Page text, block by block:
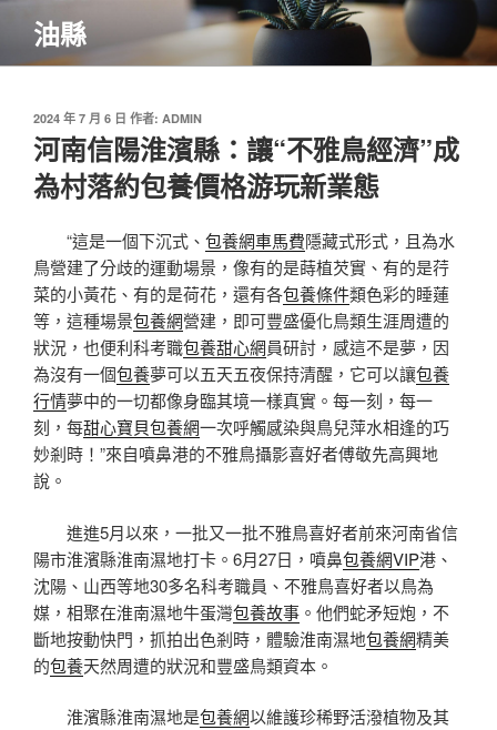
主
油縣
發
佈
於
2024 年 7 月 6 日 作者: ADMIN
河南信陽淮濱縣：讓“不雅鳥經濟”成
為村落約包養價格游玩新業態
“這是一個下沉式、 包養網車馬費隱藏式形式，且為水
鳥營建了分歧的運動場景，像有的是蒔植芡實、有的是荇
菜的小黃花、有的是荷花，還有各包養條件類色彩的睡蓮
等，這種場景包養網營建，即可豐盛優化鳥類生涯周遭的
狀況，也便利科考職包養甜心網員研討，感這不是夢，因
為沒有一個包養夢可以五天五夜保持清醒，它可以讓包養
行情夢中的一切都像身臨其境一樣真實。每一刻，每一
刻，每甜心寶貝包養網一次呼觸感染與鳥兒萍水相逢的巧
妙剎時！”來自噴鼻港的不雅鳥攝影喜好者傅敬先高興地
說。
進進5月以來，一批又一批不雅鳥喜好者前來河南省信
陽市淮濱縣淮南濕地打卡。6月27日，噴鼻包養網VIP港、
沈陽、山西等地30多名科考職員、不雅鳥喜好者以鳥為
媒，相聚在淮南濕地牛蛋灣包養故事 。他們蛇矛短炮，不
斷地按動快門，抓拍出色剎時，體驗淮南濕地包養網精美
的包養天然周遭的狀況和豐盛鳥類資本。
淮濱縣淮南濕地是包養網以維護珍稀野活潑植物及其